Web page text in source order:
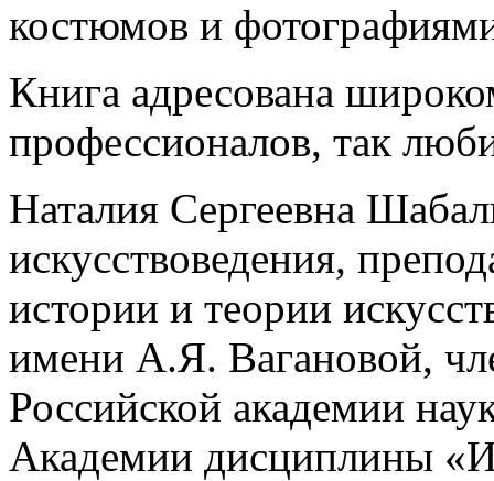
костюмов и
Книга адресована
профессионалов, так
Наталия Сергеевна
искусствоведения,
истории и теории
имени А.Я. Вагановой,
Российской академии
Академии дисциплины